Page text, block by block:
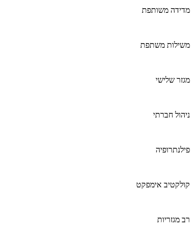
מדידה משותפת
משילות משתפת
מגזר שלישי
ניהול חברתי
פילנתרופיה
קולקטיב אימפקט
רב מגזריות